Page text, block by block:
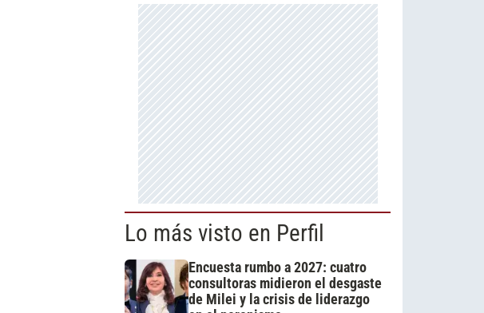
Lo más visto en Perfil
Encuesta rumbo a 2027: cuatro
consultoras midieron el desgaste
de Milei y la crisis de liderazgo